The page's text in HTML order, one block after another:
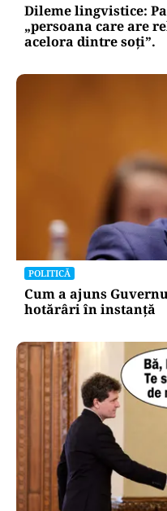
Dileme lingvistice:
„persoana care are
acelora dintre soți”.
POLITICĂ
Cum a ajuns
hotărâri în instanță